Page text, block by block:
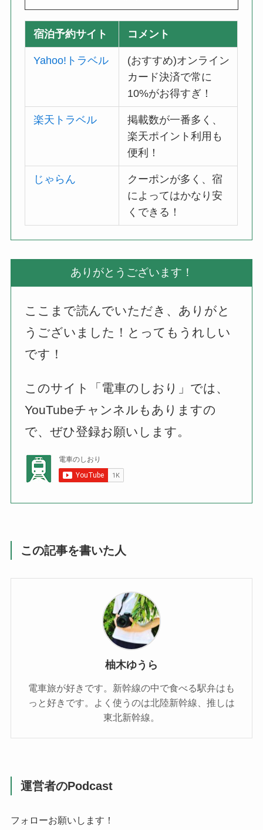
宿泊予約サイト コメント
Yahoo!トラベル
(おすすめ)オンライン
カード決済で常に
10%がお得すぎ！
楽天トラベル
掲載数が一番多く、
楽天ポイント利用も
便利！
じゃらん
クーポンが多く、宿
によってはかなり安
くできる！
ありがとうございます！
ここまで読んでいただき、ありがと
うございました！とってもうれしい
です！
このサイト「電車のしおり」では、
YouTubeチャンネルもありますの
で、ぜひ登録お願いします。
この記事を書いた人
柚木ゆうら
電車旅が好きです。新幹線の中で食べる駅弁はも
っと好きです。よく使うのは北陸新幹線、推しは
東北新幹線。
運営者のPodcast
フォローお願いします！